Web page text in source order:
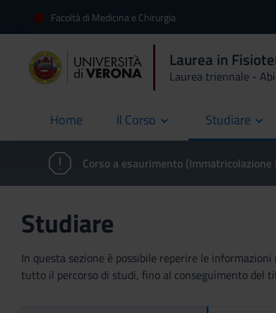
Facoltà di Medicina e Chirurgia
Laurea in
Laurea triennale -
Home
current Il Corso Studiare
Corso a esaurimento
Studiare
In questa sezione è possibile reperire le
tutto il percorso di studi, fino al conseguimento del